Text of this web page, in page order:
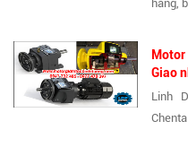
hãng,
Giao
Linh